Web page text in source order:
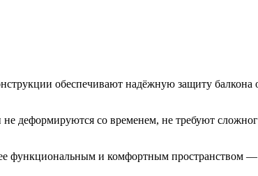
обеспечивают надёжную защиту балкона
деформируются со временем, не требуют
функциональным и комфортным пространством